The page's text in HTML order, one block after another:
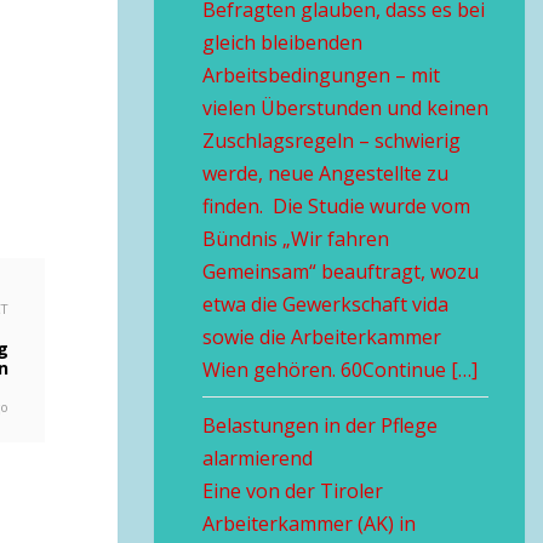
Befragten glauben, dass es bei
gleich bleibenden
Arbeitsbedingungen – mit
vielen Überstunden und keinen
Zuschlagsregeln – schwierig
werde, neue Angestellte zu
finden. Die Studie wurde vom
Bündnis „Wir fahren
Gemeinsam“ beauftragt, wozu
etwa die Gewerkschaft vida
sowie die Arbeiterkammer
Wien gehören. 60Continue […]
Belastungen in der Pflege
alarmierend
Eine von der Tiroler
Arbeiterkammer (AK) in